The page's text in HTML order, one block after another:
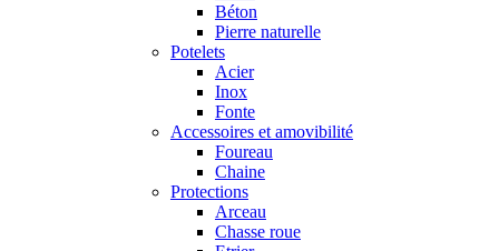
Béton
Pierre naturelle
Potelets
Acier
Inox
Fonte
Accessoires et amovibilité
Foureau
Chaine
Protections
Arceau
Chasse roue